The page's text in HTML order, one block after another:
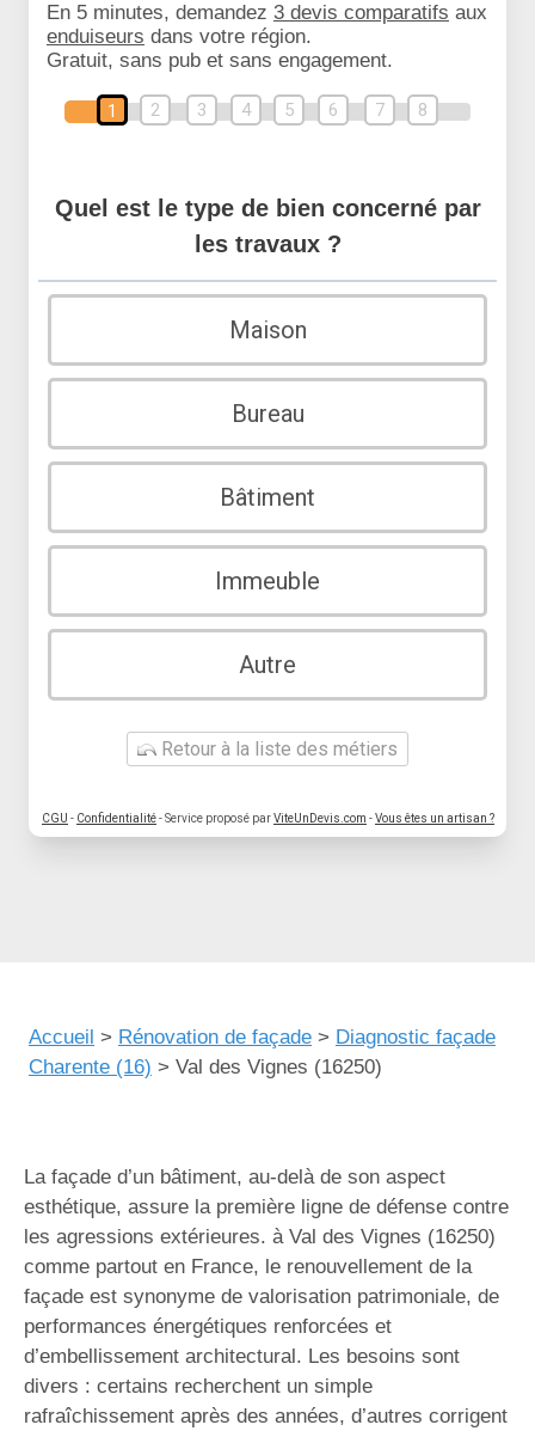
En 5 minutes, demandez 3 devis comparatifs aux
enduiseurs dans votre région.
Gratuit, sans pub et sans engagement.
1 2 3 4 5 6 7 8
Quel est le type de bien concerné par
les travaux ?
Maison
Bureau
Bâtiment
Immeuble
Autre
Retour à la liste des métiers
CGU - Confidentialité- Service proposé parViteUnDevis.com -Vous êtes un artisan ?
Accueil > Rénovation de façade > Diagnostic façade
Charente (16) > Val des Vignes (16250)
La façade d’un bâtiment, au-delà de son aspect
esthétique, assure la première ligne de défense contre
les agressions extérieures. à Val des Vignes (16250)
comme partout en France, le renouvellement de la
façade est synonyme de valorisation patrimoniale, de
performances énergétiques renforcées et
d’embellissement architectural. Les besoins sont
divers : certains recherchent un simple
rafraîchissement après des années, d’autres corrigent